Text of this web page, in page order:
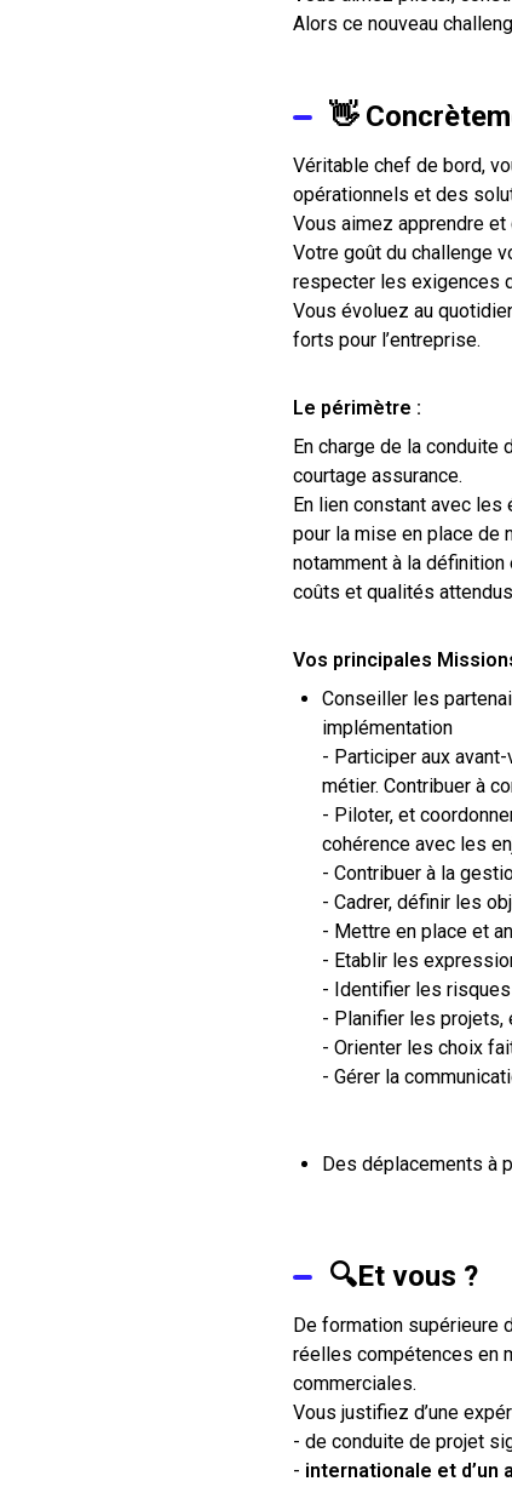
Alors ce nouveau
👋
Véritable chef de bord,
opérationnels et des
Vous aimez apprendre
Votre goût du challenge
respecter les exigences
Vous évoluez au
forts pour l’entreprise.
Le périmètre :
En charge de la
courtage assurance.
En lien constant avec les
pour la mise en place de
notamment à la
coûts et qualités
Vos principales
Conseiller les
implémentation
- Participer aux
métier. Contribuer à
- Piloter, et
cohérence avec les
- Contribuer à la
- Cadrer, définir les
- Mettre en place et
- Etablir les
- Identifier les
- Planifier les projets,
- Orienter les choix
- Gérer la
Des déplacements à
🔍Et vous ?
De formation supérieure
réelles compétences en
commerciales.
Vous justifiez d’une
- de conduite de projet
- internationale et d’un